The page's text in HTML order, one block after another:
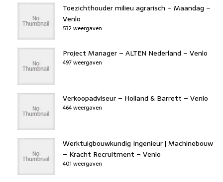
Toezichthouder milieu agrarisch – Maandag –
Venlo
532 weergaven
Project Manager – ALTEN Nederland – Venlo
497 weergaven
Verkoopadviseur – Holland & Barrett – Venlo
464 weergaven
Werktuigbouwkundig Ingenieur | Machinebouw
– Kracht Recruitment – Venlo
401 weergaven